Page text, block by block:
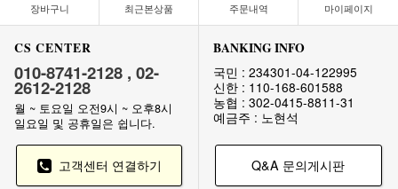
장바구니 최근본상품 주문내역 마이페이지
CS CENTER
010-8741-2128 , 02-
2612-2128
월 ~ 토요일 오전9시 ~ 오후8시
일요일 및 공휴일은 쉽니다.
BANKING INFO
국민 : 234301-04-122995
신한 : 110-168-601588
농협 : 302-0415-8811-31
예금주 : 노현석
고객센터 연결하기 Q&A 문의게시판